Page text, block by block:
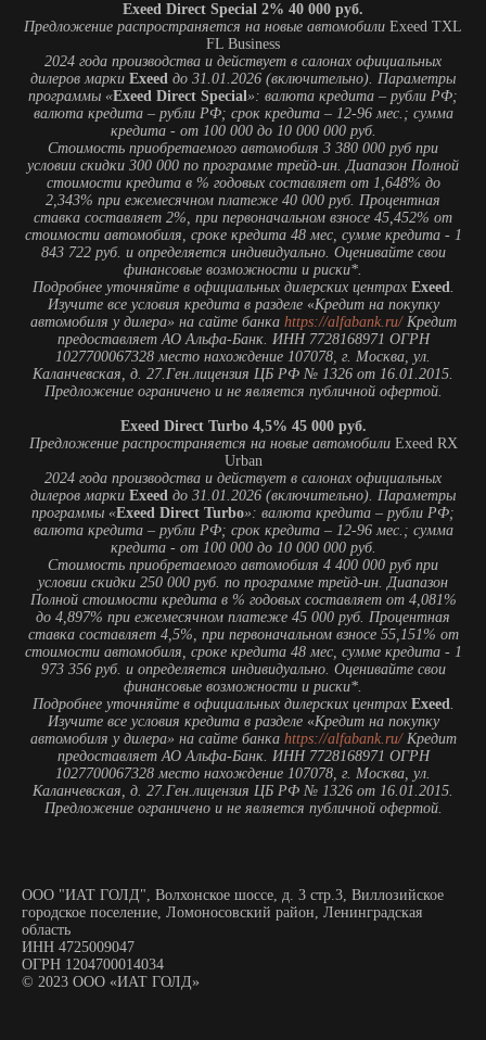
Exeed Direct Special 2% 40 000 руб.
Предложение распространяется на новые автомобили Exeed TXL
FL Business
2024 года производства и действует в салонах официальных
дилеров марки Exeed до 31.01.2026 (включительно). Параметры
программы «Exeed Direct Special»: валюта кредита – рубли РФ;
валюта кредита – рубли РФ; срок кредита – 12-96 мес.; сумма
кредита - от 100 000 до 10 000 000 руб.
Стоимость приобретаемого автомобиля 3 380 000 руб при
условии скидки 300 000 по программе трейд-ин. Диапазон Полной
стоимости кредита в % годовых составляет от 1,648% до
2,343% при ежемесячном платеже 40 000 руб. Процентная
ставка составляет 2%, при первоначальном взносе 45,452% от
стоимости автомобиля, сроке кредита 48 мес, сумме кредита - 1
843 722 руб. и определяется индивидуально. Оценивайте свои
финансовые возможности и риски*.
Подробнее уточняйте в официальных дилерских центрах Exeed.
Изучите все условия кредита в разделе «Кредит на покупку
автомобиля у дилера» на сайте банка https://alfabank.ru/Кредит
предоставляет АО Альфа-Банк. ИНН 7728168971 ОГРН
1027700067328 место нахождение 107078, г. Москва, ул.
Каланчевская, д. 27.Ген.лицензия ЦБ РФ № 1326 от 16.01.2015.
Предложение ограничено и не является публичной офертой.
Exeed Direct Turbo 4,5% 45 000 руб.
Предложение распространяется на новые автомобили Exeed RX
Urban
2024 года производства и действует в салонах официальных
дилеров марки Exeed до 31.01.2026 (включительно). Параметры
программы «Exeed Direct Turbo»: валюта кредита – рубли РФ;
валюта кредита – рубли РФ; срок кредита – 12-96 мес.; сумма
кредита - от 100 000 до 10 000 000 руб.
Стоимость приобретаемого автомобиля 4 400 000 руб при
условии скидки 250 000 руб. по программе трейд-ин. Диапазон
Полной стоимости кредита в % годовых составляет от 4,081%
до 4,897% при ежемесячном платеже 45 000 руб. Процентная
ставка составляет 4,5%, при первоначальном взносе 55,151% от
стоимости автомобиля, сроке кредита 48 мес, сумме кредита - 1
973 356 руб. и определяется индивидуально. Оценивайте свои
финансовые возможности и риски*.
Подробнее уточняйте в официальных дилерских центрах Exeed.
Изучите все условия кредита в разделе «Кредит на покупку
автомобиля у дилера» на сайте банка https://alfabank.ru/Кредит
предоставляет АО Альфа-Банк. ИНН 7728168971 ОГРН
1027700067328 место нахождение 107078, г. Москва, ул.
Каланчевская, д. 27.Ген.лицензия ЦБ РФ № 1326 от 16.01.2015.
Предложение ограничено и не является публичной офертой.
ООО "ИАТ ГОЛД", Волхонское шоссе, д. 3 стр.3, Виллозийское
городское поселение, Ломоносовский район, Ленинградская
область
ИНН 4725009047
ОГРН 1204700014034
© 2023 ООО «ИАТ ГОЛД»